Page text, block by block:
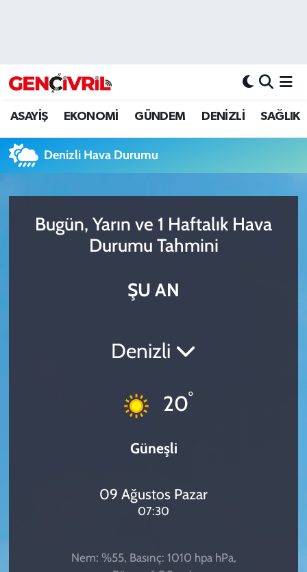
ASAYİŞ EKONOMİ GÜNDEM DENİZLİ SAĞLIK
Denizli Hava Durumu
Bugün, Yarın ve 1 Haftalık Hava
Durumu Tahmini
ŞU AN
Denizli
20°
Güneşli
09 Ağustos Pazar
07:30
Nem: %55, Basınç: 1010 hpa hPa,
DENİZLİ
EĞİTİM
EKONOMİ
ULUSAL
Merkezefendi Trafik Yoğunluk Haritası
Süper Lig Puan Durumu ve Fikstür
Tüm Manşetler
Haber Arşivi